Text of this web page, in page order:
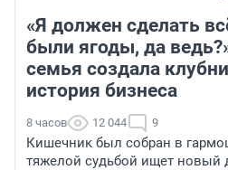
«Я должен сделать
были ягоды, да
семья создала
история бизнеса
8 часов 12 044 9
Кишечник был собран в
тяжелой судьбой ищет новый